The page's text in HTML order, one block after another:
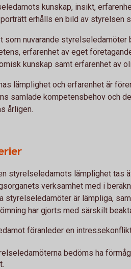
kunskap, insikt,
erhålls en bild av styrelsen
som nuvarande
erfarenhet av eget
kunskap samt erfarenhet av
lämplighet och erfarenhet är
samlade kompetensbehov och
årligen.
styrelseledamots lämplighet tas
verksamhet med i
styrelseledamöter är lämpliga,
har gjorts med särskilt
föranleder en
bedöms ha